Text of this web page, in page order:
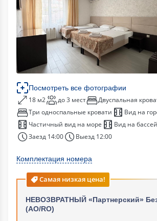
Посмотреть все фотографии
18 м2 до 3 мест
Двуспальная
Три односпальные кровати
Вид на
Частичный вид на море
Вид на
Заезд 14:00
Выезд 12:00
Комплектация номера
Самая низкая цена!
НЕВОЗВРАТНЫЙ «Партнерский»
(АО/RO)